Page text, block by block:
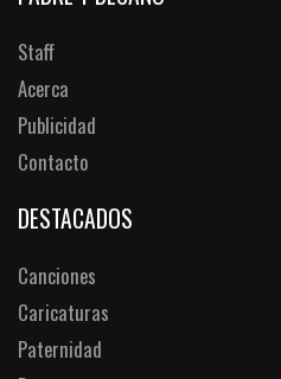
Staff
Acerca
Publicidad
Contacto
DESTACADOS
Canciones
Caricaturas
Paternidad